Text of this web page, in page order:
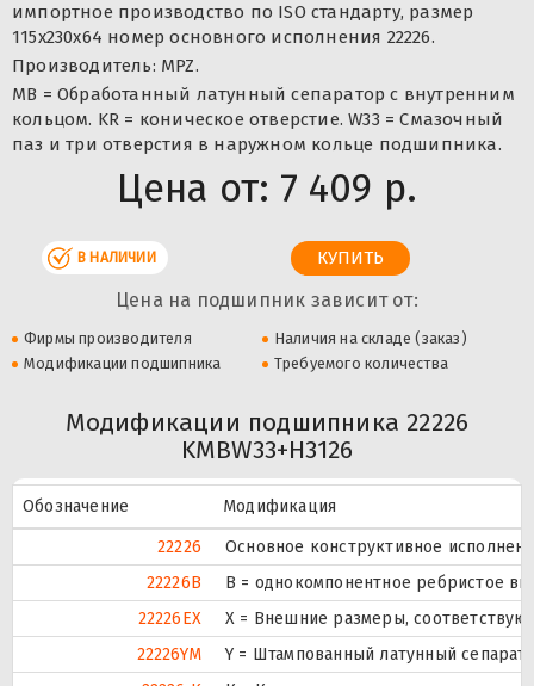
импортное производство по ISO стандарту, размер
115x230x64 номер основного исполнения 22226.
Производитель: MPZ.
MB = Обработанный латунный сепаратор с внутренним
кольцом. KR = коническое отверстие. W33 = Смазочный
паз и три отверстия в наружном кольце подшипника.
Цена от: 7 409 р.
В НАЛИЧИИ
Цена на подшипник зависит от:
Фирмы производителя
Наличия на складе (заказ)
Модификации подшипника
Требуемого количества
Модификации подшипника 22226
KMBW33+H3126
Обозначение
Модификация
22226
Основное конструктивное
22226B
B = однокомпонентное ребристое
22226EX
X = Внешние размеры,
22226YM
Y = Штампованный латунный